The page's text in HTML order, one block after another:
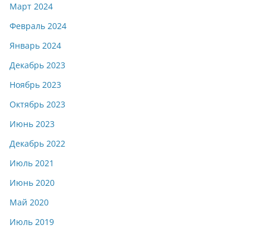
Март 2024
Февраль 2024
Январь 2024
Декабрь 2023
Ноябрь 2023
Октябрь 2023
Июнь 2023
Декабрь 2022
Июль 2021
Июнь 2020
Май 2020
Июль 2019